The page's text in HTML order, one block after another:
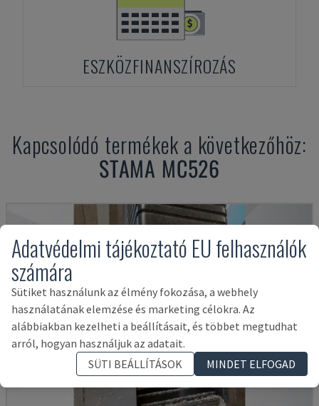
ESZKÖZFINANSZÍROZÁS
Kapcsolódó termékek a következőhöz:
STAMA MC526
Adatvédelmi tájékoztató EU felhasználók
számára
Sütiket használunk az élmény fokozása, a webhely
használatának elemzése és marketing célokra. Az
alábbiakban kezelheti a beállításait, és többet megtudhat
arról, hogyan használjuk az adatait.
SÜTI BEÁLLÍTÁSOK
MINDET ELFOGAD